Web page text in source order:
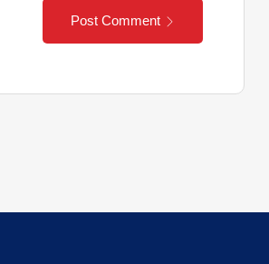
Post Comment